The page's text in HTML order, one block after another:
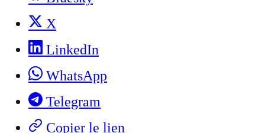
X
LinkedIn
WhatsApp
Telegram
Copier le lien